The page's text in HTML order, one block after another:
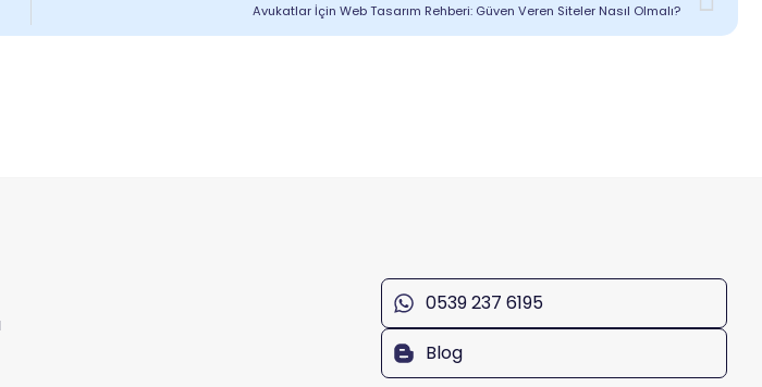
Avukatlar İçin Web Tasarım Rehberi: Güven Veren Siteler Nasıl Olmalı?
0539 237 6195
Blog